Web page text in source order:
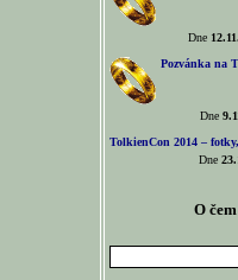
Dne
Pozvánka na
Dne
TolkienCon 2014 –
Dne
O